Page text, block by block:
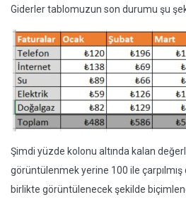
Giderler tablomuzun son durumu şu
Şimdi yüzde kolonu altında kalan
görüntülenmek yerine 100 ile
birlikte görüntülenecek şekilde